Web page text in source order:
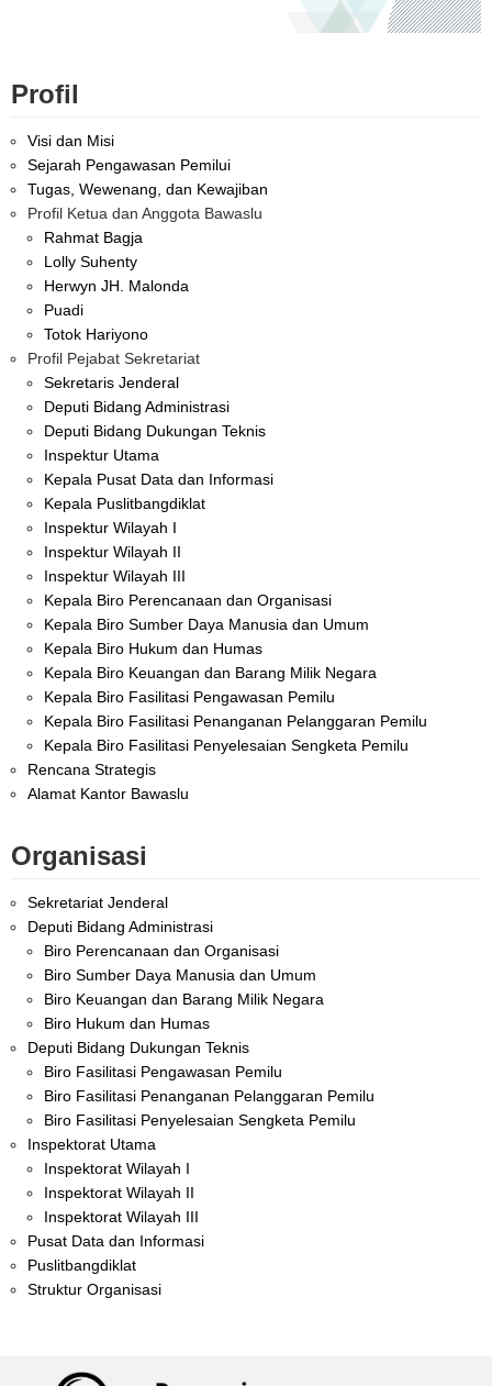
Profil
Visi dan Misi
Sejarah Pengawasan Pemilui
Tugas, Wewenang, dan Kewajiban
Profil Ketua dan Anggota Bawaslu
Rahmat Bagja
Lolly Suhenty
Herwyn JH. Malonda
Puadi
Totok Hariyono
Profil Pejabat Sekretariat
Sekretaris Jenderal
Deputi Bidang Administrasi
Deputi Bidang Dukungan Teknis
Inspektur Utama
Kepala Pusat Data dan Informasi
Kepala Puslitbangdiklat
Inspektur Wilayah I
Inspektur Wilayah II
Inspektur Wilayah III
Kepala Biro Perencanaan dan Organisasi
Kepala Biro Sumber Daya Manusia dan Umum
Kepala Biro Hukum dan Humas
Kepala Biro Keuangan dan Barang Milik Negara
Kepala Biro Fasilitasi Pengawasan Pemilu
Kepala Biro Fasilitasi Penanganan Pelanggaran Pemilu
Kepala Biro Fasilitasi Penyelesaian Sengketa Pemilu
Rencana Strategis
Alamat Kantor Bawaslu
Organisasi
Sekretariat Jenderal
Deputi Bidang Administrasi
Biro Perencanaan dan Organisasi
Biro Sumber Daya Manusia dan Umum
Biro Keuangan dan Barang Milik Negara
Biro Hukum dan Humas
Deputi Bidang Dukungan Teknis
Biro Fasilitasi Pengawasan Pemilu
Biro Fasilitasi Penanganan Pelanggaran Pemilu
Biro Fasilitasi Penyelesaian Sengketa Pemilu
Inspektorat Utama
Inspektorat Wilayah I
Inspektorat Wilayah II
Inspektorat Wilayah III
Pusat Data dan Informasi
Puslitbangdiklat
Struktur Organisasi